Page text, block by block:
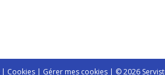
| Cookies | Gérer mes cookies | © 2026